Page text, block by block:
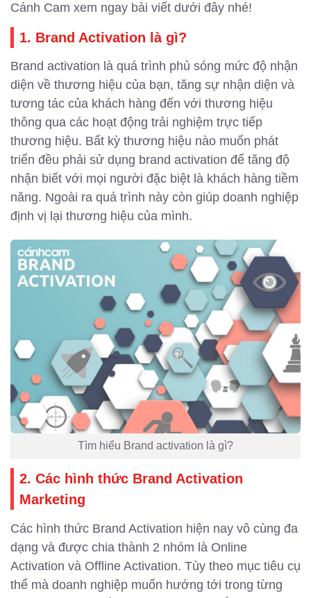
Cánh Cam xem ngay bài viết dưới đây nhé!
1. Brand Activation là gì?
Brand activation là quá trình phủ sóng mức độ nhận
diện về thương hiệu của bạn, tăng sự nhận diện và
tương tác của khách hàng đến với thương hiệu
thông qua các hoạt động trải nghiệm trực tiếp
thương hiệu. Bất kỳ thương hiệu nào muốn phát
triển đều phải sử dụng brand activation để tăng độ
nhận biết với mọi người đặc biệt là khách hàng tiềm
năng. Ngoài ra quá trình này còn giúp doanh nghiệp
định vị lại thương hiệu của mình.
Tìm hiểu Brand activation là gì?
2. Các hình thức Brand Activation
Marketing
Các hình thức Brand Activation hiện nay vô cùng đa
dạng và được chia thành 2 nhóm là Online
Activation và Offline Activation. Tùy theo mục tiêu cụ
thể mà doanh nghiệp muốn hướng tới trong từng